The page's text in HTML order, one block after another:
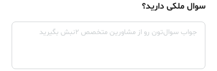
سوال ملکی دارید؟